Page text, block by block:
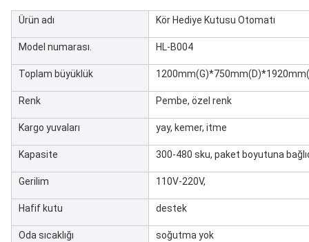
Ürün adı Kör Hediye Kutusu Otomatı
Model numarası. HL-B004
Toplam büyüklük
Renk Pembe, özel renk
Kargo yuvaları yay, kemer, itme
Kapasite 300-480 sku, paket boyutuna
Gerilim 110V-220V,
Hafif kutu destek
Oda sıcaklığı soğutma yok